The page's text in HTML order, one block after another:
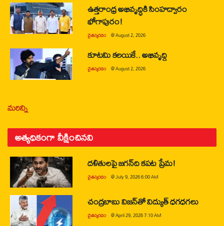
ఉత్తరాంధ్ర అభివృద్ధికి సింహద్వారం
భోగాపురం!
చైతన్యరధం @August 2, 2026
కూటమి కలయికే.. అభివృద్ధి
చైతన్యరధం @August 2, 2026
మరిన్ని
అత్యధికంగా వీక్షించినవి
దళితులపై జగన్‌ది కపట ప్రేమ!
చైతన్యరధం @July 9, 2026 6:00 AM
చంద్రబాబు విజన్‌తో విద్యుత్ ధగధగలు
చైతన్యరధం @April 29, 2026 7:10 AM